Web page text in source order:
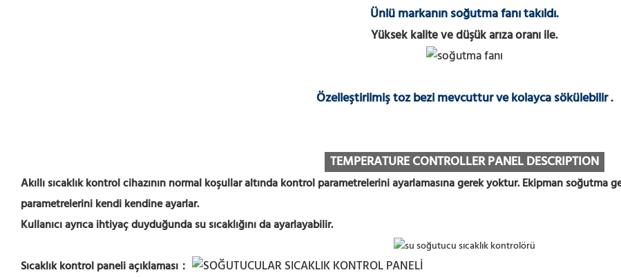
Ünlü markanın soğutma fanı takıldı.
Yüksek kalite ve düşük arıza oranı ile.
Özelleştirilmiş toz bezi mevcuttur ve kolayca sökülebilir.
TEMPERATURE CONTROLLER PANEL DESCRIPTION
Akıllı sıcaklık kontrol cihazının normal koşullar altında kontrol parametrelerini ayarlamasına gerek yoktur. Ekipman soğutma
parametrelerini kendi kendine ayarlar.
Kullanıcı ayrıca ihtiyaç duyduğunda su sıcaklığını da ayarlayabilir.
Sıcaklık kontrol paneli açıklaması：